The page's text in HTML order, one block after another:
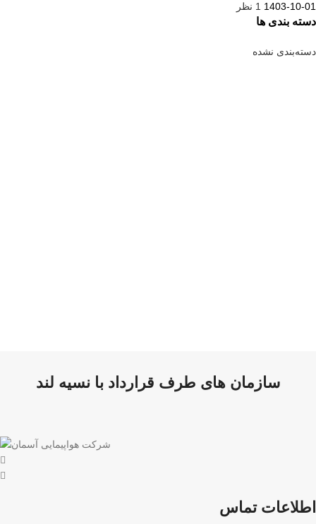
1403-10-01 1 نظر
دسته بندی ها
دسته‌بندی نشده
سازمان های طرف قرارداد با نسیه لند
اطلاعات تماس